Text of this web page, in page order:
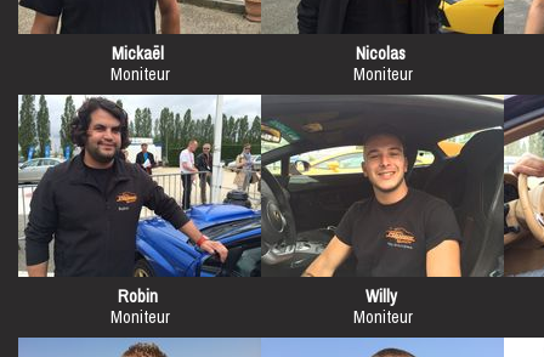
Mickaël
Moniteur
Nicolas
Moniteur
Robin
Moniteur
Willy
Moniteur